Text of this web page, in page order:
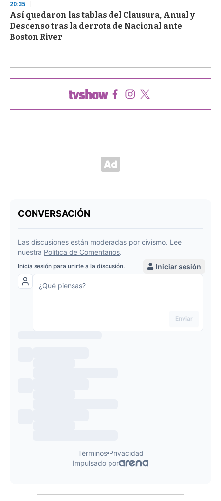
20:35
Así quedaron las tablas del Clausura, Anual y
Descenso tras la derrota de Nacional ante
Boston River